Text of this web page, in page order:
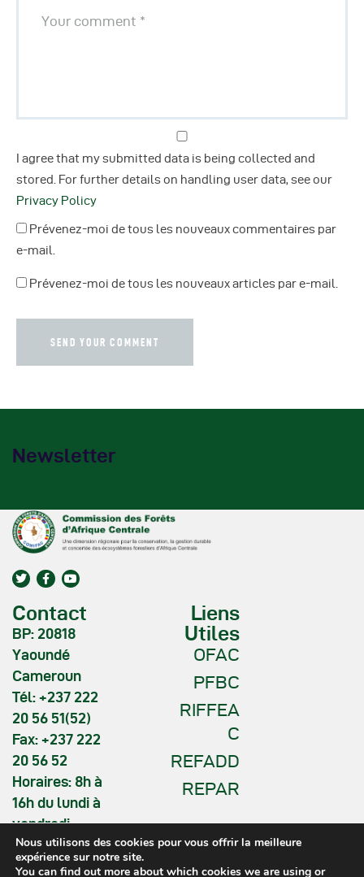
I agree that my submitted data is being collected and
stored. For further details on handling user data, see our
Privacy Policy
Prévenez-moi de tous les nouveaux commentaires par
e-mail.
Prévenez-moi de tous les nouveaux articles par e-mail.
Newsletter
Contact
BP: 20818
Yaoundé
Cameroun
Tél: +237 222
20 56 51(52)
Fax: +237 222
20 56 52
Horaires: 8h à
16h du lundi à
vendredi
Liens
Utiles
OFAC
PFBC
RIFFEA
C
REFADD
REPAR
Nous utilisons des cookies pour vous offrir la meilleure
expérience sur notre site.
You can find out more about which cookies we are using or